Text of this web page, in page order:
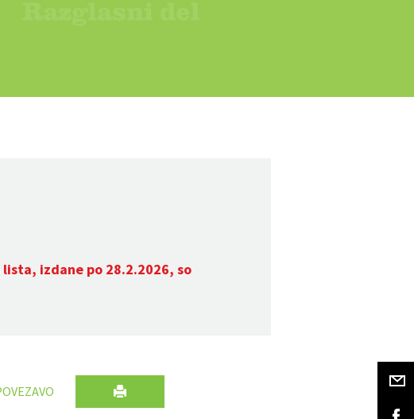
izdane po 28.2.2026, so